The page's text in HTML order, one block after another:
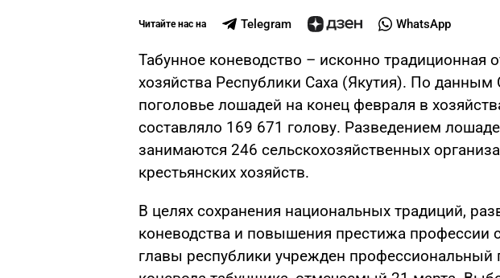
Читайте нас на Telegram WhatsApp
Табунное коневодство – исконно традиционная
хозяйства Республики Саха (Якутия). По данным
поголовье лошадей на конец февраля в
составляло 169 671 голову. Разведением
занимаются 246 сельскохозяйственных
крестьянских хозяйств.
В целях сохранения национальных традиций,
коневодства и повышения престижа профессии
главы республики учрежден профессиональный